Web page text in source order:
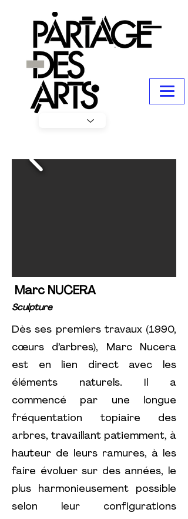
Marc NUCERA
Sculpture
Dès ses premiers travaux (1990,
cœurs d’arbres), Marc Nucera
est en lien direct avec les
éléments naturels. Il a
commencé par une longue
fréquentation topiaire des
arbres, travaillant patiemment, à
hauteur de leurs ramures, à les
faire évoluer sur des années, le
plus harmonieusement possible
selon leur configurations